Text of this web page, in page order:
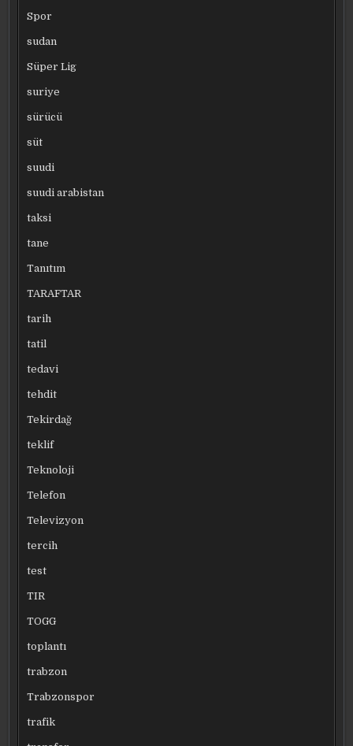
Spor
sudan
Süper Lig
suriye
sürücü
süt
suudi
suudi arabistan
taksi
tane
Tanıtım
TARAFTAR
tarih
tatil
tedavi
tehdit
Tekirdağ
teklif
Teknoloji
Telefon
Televizyon
tercih
test
TIR
TOGG
toplantı
trabzon
Trabzonspor
trafik